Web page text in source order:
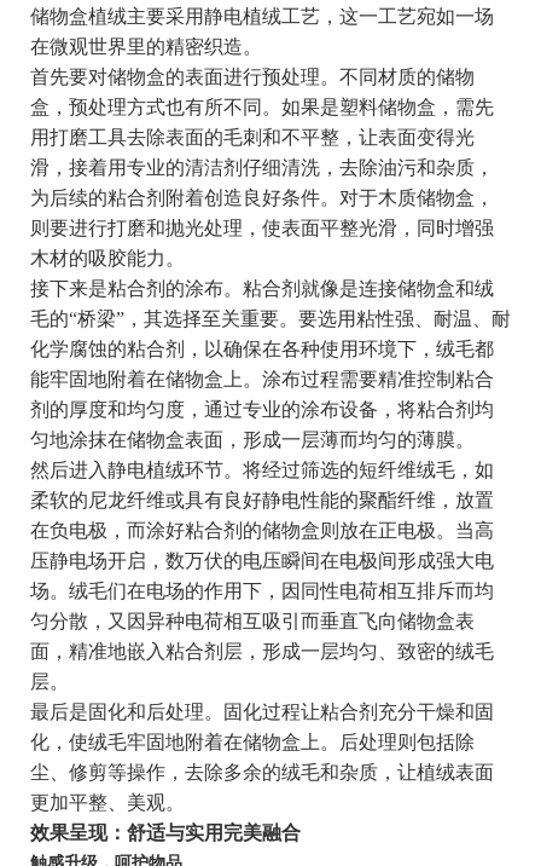
储物盒植绒主要采用静电植绒工艺，这一工艺宛如一场
在微观世界里的精密织造。
首先要对储物盒的表面进行预处理。不同材质的储物
盒，预处理方式也有所不同。如果是塑料储物盒，需先
用打磨工具去除表面的毛刺和不平整，让表面变得光
滑，接着用专业的清洁剂仔细清洗，去除油污和杂质，
为后续的粘合剂附着创造良好条件。对于木质储物盒，
则要进行打磨和抛光处理，使表面平整光滑，同时增强
木材的吸胶能力。
接下来是粘合剂的涂布。粘合剂就像是连接储物盒和绒
毛的“桥梁”，其选择至关重要。要选用粘性强、耐温、耐
化学腐蚀的粘合剂，以确保在各种使用环境下，绒毛都
能牢固地附着在储物盒上。涂布过程需要精准控制粘合
剂的厚度和均匀度，通过专业的涂布设备，将粘合剂均
匀地涂抹在储物盒表面，形成一层薄而均匀的薄膜。
然后进入静电植绒环节。将经过筛选的短纤维绒毛，如
柔软的尼龙纤维或具有良好静电性能的聚酯纤维，放置
在负电极，而涂好粘合剂的储物盒则放在正电极。当高
压静电场开启，数万伏的电压瞬间在电极间形成强大电
场。绒毛们在电场的作用下，因同性电荷相互排斥而均
匀分散，又因异种电荷相互吸引而垂直飞向储物盒表
面，精准地嵌入粘合剂层，形成一层均匀、致密的绒毛
层。
最后是固化和后处理。固化过程让粘合剂充分干燥和固
化，使绒毛牢固地附着在储物盒上。后处理则包括除
尘、修剪等操作，去除多余的绒毛和杂质，让植绒表面
更加平整、美观。
效果呈现：舒适与实用完美融合